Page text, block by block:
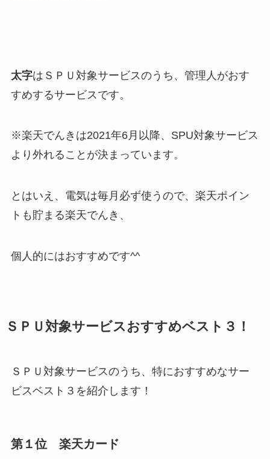
太字はＳＰＵ対象サービスのうち、管理人がおす
すめするサービスです。
※楽天でんきは2021年6月以降、SPU対象サービス
より外れることが決まっています。
とはいえ、電気は毎月必ず使うので、楽天ポイン
トも貯まる楽天でんき、
個人的にはおすすめです^^
ＳＰＵ対象サービスおすすめベスト３！
ＳＰＵ対象サービスのうち、特におすすめなサー
ビスベスト３を紹介します！
第１位 楽天カード